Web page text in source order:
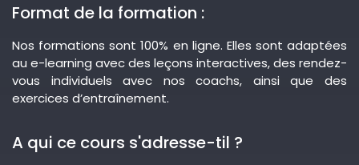
Format de la formation :
Nos formations sont 100% en ligne. Elles sont adaptées
au e-learning avec des leçons interactives, des rendez-
vous individuels avec nos coachs, ainsi que des
exercices d’entraînement.
A qui ce cours s'adresse-til ?